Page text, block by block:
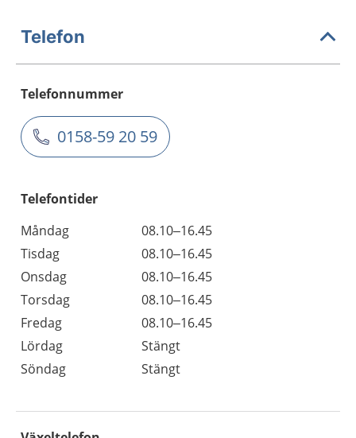
Telefon
Telefonnummer
0158-59 20 59
Telefontider
Måndag
08.10–16.45
Tisdag
08.10–16.45
Onsdag
08.10–16.45
Torsdag
08.10–16.45
Fredag
08.10–16.45
Lördag
Stängt
Söndag
Stängt